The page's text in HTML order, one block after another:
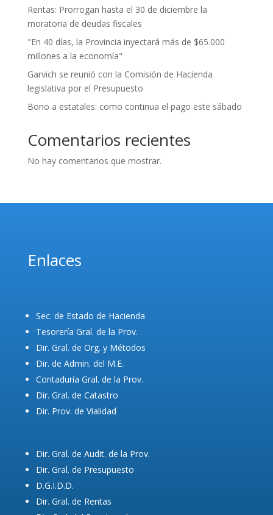
Rentas: Prorrogan hasta el 30 de diciembre la
moratoria de deudas fiscales
"En 40 días, la Provincia inyectará más de $65.000
millones a la economía"
Garvich se reunió con la Comisión de Hacienda
legislativa por el Presupuesto
Bono a estatales: como continua el pago este sábado
Comentarios recientes
No hay comentarios que mostrar.
Enlaces
Sec. de Estado de Hacienda
Tesorería Gral. de la Prov.
Dir. Gral. de Org. y Métodos
Dir. de Admin. del M.E.
Contaduría Gral. de la Prov.
Dir. Gral. de Catastro
Dir. Prov. de Vialidad
Dir. Gral. de Audit. de la Prov.
Dir. Gral. de Presupuesto
D.G.I.D.D.
Dir. Gral. de Rentas